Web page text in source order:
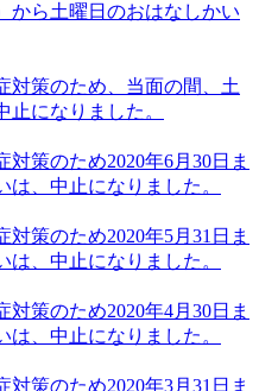
から土曜日のおはなしかい
対策のため、当面の間、土
になりました。
策のため2020年6月30日ま
、中止になりました。
策のため2020年5月31日ま
、中止になりました。
策のため2020年4月30日ま
、中止になりました。
策のため2020年3月31日ま